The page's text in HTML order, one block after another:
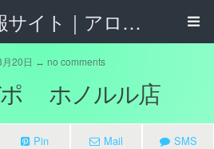
ハワイ情報サイト｜アロハタウンネット
20日 ↔ no comments
ポ ホノルル店
Pin Mail SMS